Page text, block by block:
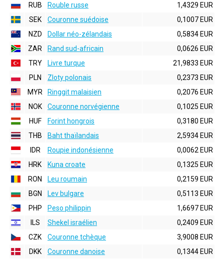
RUB
Rouble russe
1,4329 EUR
SEK
Couronne suédoise
0,1007 EUR
NZD
Dollar néo-zélandais
0,5834 EUR
ZAR
Rand sud-africain
0,0626 EUR
TRY
Livre turque
21,9833 EUR
PLN
Zloty polonais
0,2373 EUR
MYR
Ringgit malaisien
0,2076 EUR
NOK
Couronne norvégienne
0,1025 EUR
HUF
Forint hongrois
0,3180 EUR
THB
Baht thaïlandais
2,5934 EUR
IDR
Roupie indonésienne
0,0062 EUR
HRK
Kuna croate
0,1325 EUR
RON
Leu roumain
0,2159 EUR
BGN
Lev bulgare
0,5113 EUR
PHP
Peso philippin
1,6697 EUR
ILS
Shekel israélien
0,2409 EUR
CZK
Couronne tchèque
3,9008 EUR
DKK
Couronne danoise 0,1344 EUR